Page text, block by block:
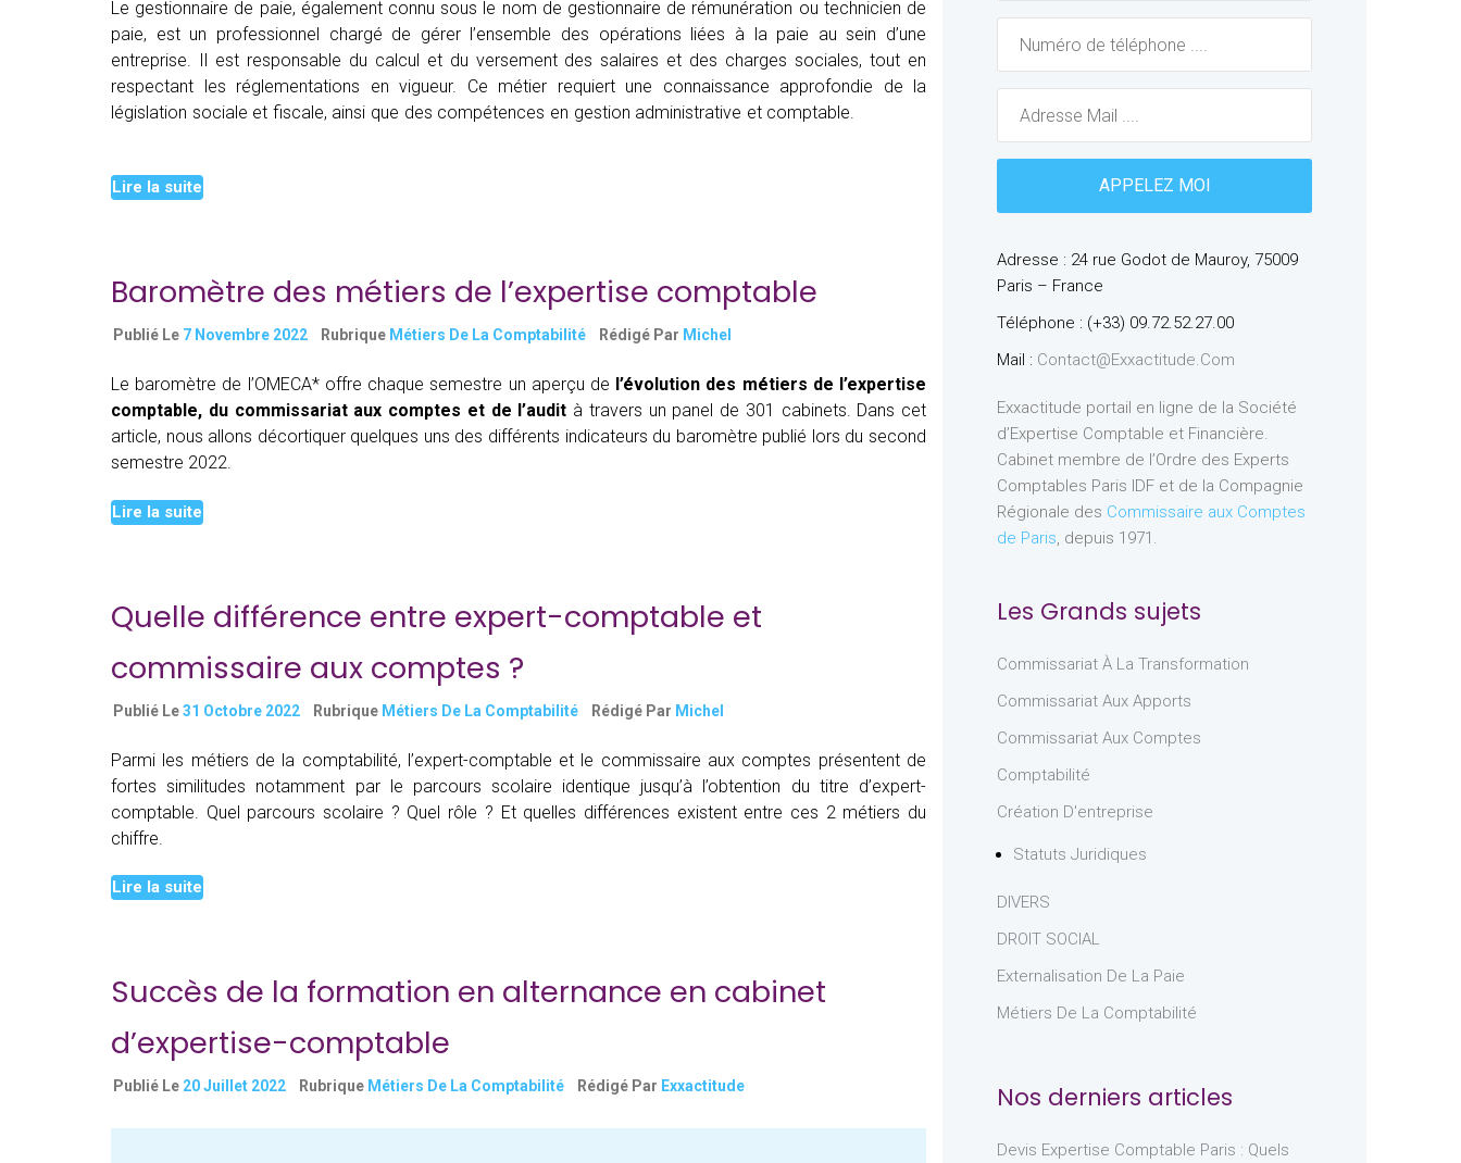
Le gestionnaire de paie, également connu sous le nom de gestionnaire de rémunération ou technicien de
paie, est un professionnel chargé de gérer l’ensemble des opérations liées à la paie au sein d’une
entreprise. Il est responsable du calcul et du versement des salaires et des charges sociales, tout en
respectant les réglementations en vigueur. Ce métier requiert une connaissance approfondie de la
législation sociale et fiscale, ainsi que des compétences en gestion administrative et comptable.
paie
Lire la suite
Baromètre des métiers de l’expertise comptable
Publié Le 7 Novembre 2022 Rubrique Métiers De La Comptabilité Rédigé Par Michel
Le baromètre de l’OMECA* offre chaque semestre un aperçu de l’évolution des métiers de l’expertise
comptable, du commissariat aux comptes et de l’audit à travers un panel de 301 cabinets. Dans cet
article, nous allons décortiquer quelques uns des différents indicateurs du baromètre publié lors du second
semestre 2022.
Lire la suite
Quelle différence entre expert-comptable et
commissaire aux comptes ?
Publié Le31 Octobre 2022 Rubrique Métiers De La Comptabilité Rédigé Par Michel
Parmi les métiers de la comptabilité, l’expert-comptable et le commissaire aux comptes présentent de
fortes similitudes notamment par le parcours scolaire identique jusqu’à l’obtention du titre d’expert-
comptable. Quel parcours scolaire ? Quel rôle ? Et quelles différences existent entre ces 2 métiers du
chiffre.
commissaire
comptes
Lire la suite
Succès de la formation en alternance en cabinet
d’expertise-comptable
Publié Le 20 Juillet 2022 Rubrique Métiers De La Comptabilité Rédigé Par Exxactitude
Adresse : 24 rue Godot de Mauroy, 75009
Paris – France
Téléphone : (+33) 09.72.52.27.00
Mail : Contact@exxactitude.com
Exxactitude portail en ligne de la Société
d’Expertise Comptable et Financière.
Cabinet membre de l’Ordre des Experts
Comptables Paris IDF et de la Compagnie
Régionale des Commissaire aux Comptes
de Paris, depuis 1971.
Les Grands sujets
Commissariat À La Transformation
Commissariat Aux Apports
Commissariat Aux Comptes
Comptabilité
Création D'entreprise
Statuts Juridiques
DIVERS
DROIT SOCIAL
Externalisation De La Paie
Métiers De La Comptabilité
Nos derniers articles
Devis Expertise Comptable Paris : Quels